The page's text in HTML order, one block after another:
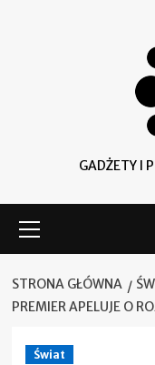
GADŻETY I
główne
STRONA GŁÓWNA
PREMIER APELUJE O
Świat